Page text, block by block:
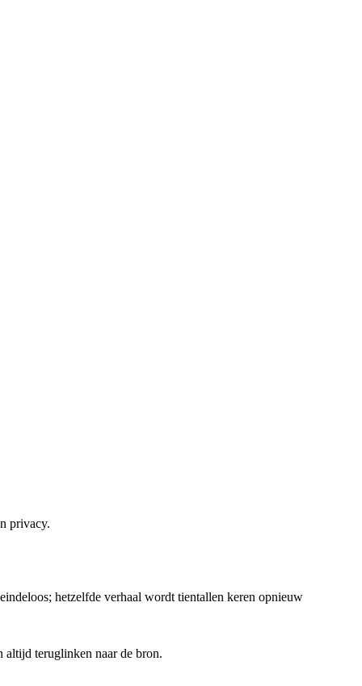
privacy.
hetzelfde verhaal wordt tientallen keren opnieuw
altijd teruglinken naar de bron.